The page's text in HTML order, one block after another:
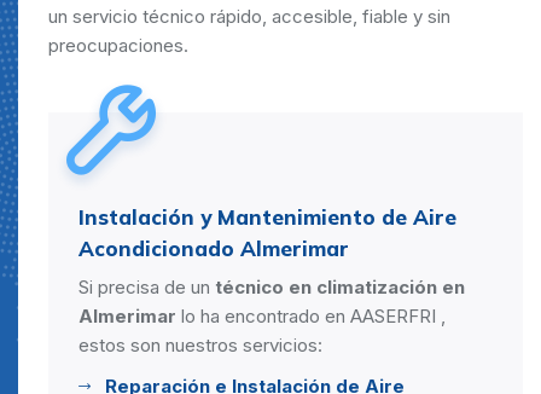
un servicio técnico rápido, accesible, fiable y sin
preocupaciones.
Instalación y Mantenimiento de Aire
Acondicionado Almerimar
Si precisa de un técnico en climatización en
Almerimar lo ha encontrado en AASERFRI ,
estos son nuestros servicios:
Reparación e Instalación de Aire